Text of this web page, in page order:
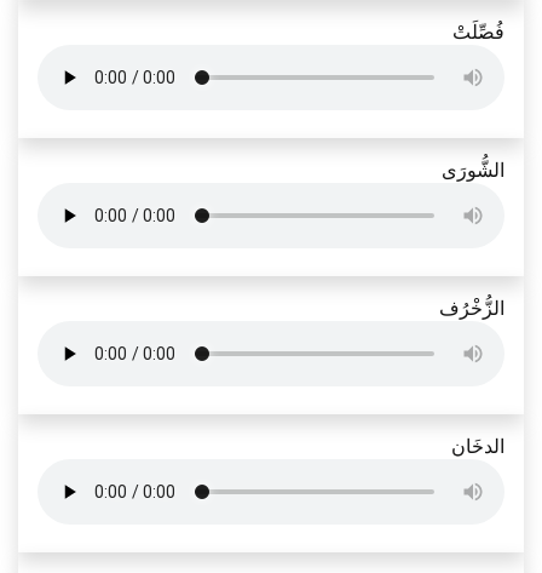
فُصِّلَتْ
الشُّورَى
الزُّخْرُف
الدخَان